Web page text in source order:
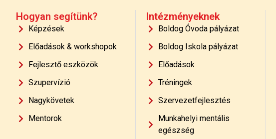
Hogyan segítünk?
Képzések
Előadások & workshopok
Fejlesztő eszközök
Szupervízió
Nagykövetek
Mentorok
Intézményeknek
Boldog Óvoda pályázat
Boldog Iskola pályázat
Előadások
Tréningek
Szervezetfejlesztés
Munkahelyi mentális
egészség